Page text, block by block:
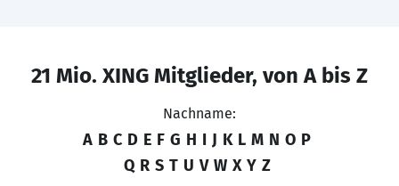
21 Mio. XING Mitglieder, von A bis Z
Nachname:
A B C D E F G H I J K L M N O P
Q R S T U V W X Y Z